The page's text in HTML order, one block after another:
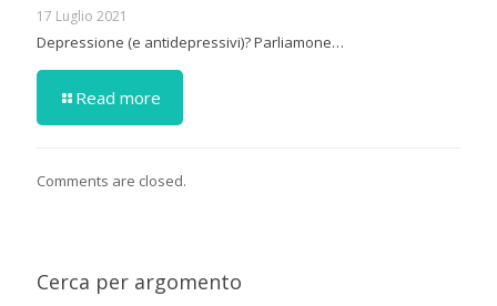
17 Luglio 2021
Depressione (e antidepressivi)? Parliamone…
Read more
Comments are closed.
Cerca per argomento